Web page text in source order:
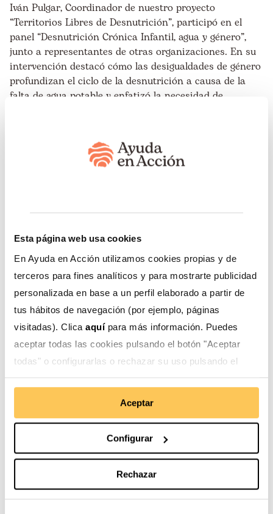
Esta página web usa cookies
En Ayuda en Acción utilizamos cookies propias y de
terceros para fines analíticos y para mostrarte publicidad
personalizada en base a un perfil elaborado a partir de
tus hábitos de navegación (por ejemplo, páginas
visitadas). Clica aquí para más información. Puedes
aceptar todas las cookies pulsando el botón "Aceptar
todas" o configurarlas o rechazar su uso pulsando el
Aceptar
Configurar
Rechazar
Iván Pulgar, Coordinador de nuestro proyecto
“Territorios Libres de Desnutrición”, participó en el
panel “Desnutrición Crónica Infantil, agua y género”,
junto a representantes de otras organizaciones. En su
intervención destacó cómo las desigualdades de género
profundizan el ciclo de la desnutrición a causa de la
falta de agua potable y enfatizó la necesidad de
directamente la escasez de agua, ya que son ellas
quienes la recolectan, preparan los alimentos y cuidan
la salud de sus familias, dedicando horas adicionales a
desarrollo de las mujeres”, afirmó Pulgar, resaltando
en la protección de fuentes, razón por la cual deben ser
el eje transversal y pilar fundamental en todo proyecto
de gestión social y ambiental del agua y de erradicación
de la desnutrición crónica infantil.